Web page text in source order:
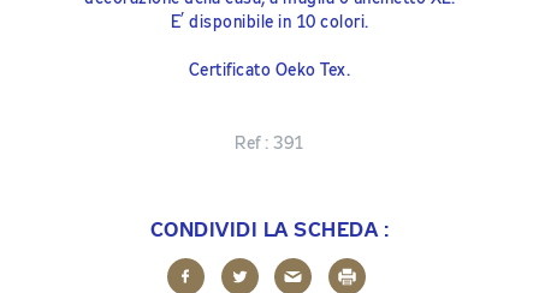
E’ disponibile in 10 colori.
Certificato Oeko Tex.
Ref :391
CONDIVIDI LA SCHEDA :